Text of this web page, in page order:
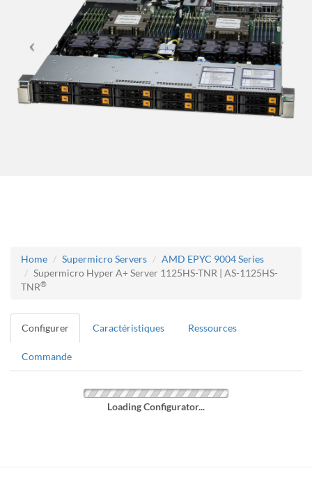
Home Supermicro Servers
AMD EPYC 9004 Series
Supermicro Hyper A+ Server 1125HS-TNR | AS-1125HS-
TNR®
Configurer Caractéristiques Ressources
Commande
Loading Configurator...